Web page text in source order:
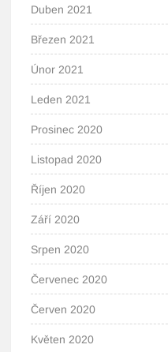
Duben 2021
Březen 2021
Únor 2021
Leden 2021
Prosinec 2020
Listopad 2020
Říjen 2020
Září 2020
Srpen 2020
Červenec 2020
Červen 2020
Květen 2020